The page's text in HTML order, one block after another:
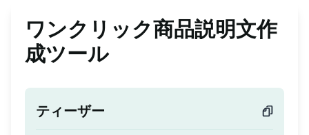
ワンクリック商品説明文作
成ツール
ティーザー